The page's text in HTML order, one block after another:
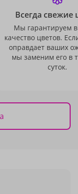
Всегда свежие
Мы гарантируем
качество цветов.
оправдает ваших
мы заменим его в
суток.